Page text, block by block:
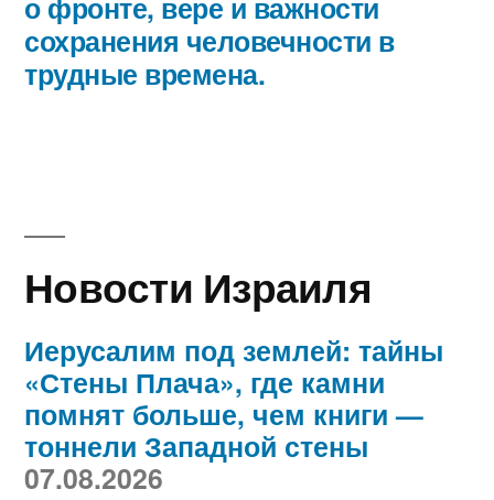
сохранения человечности в
трудные времена.
Новости Израиля
Иерусалим под землей: тайны
«Стены Плача», где камни
помнят больше, чем книги —
тоннели Западной стены
07.08.2026